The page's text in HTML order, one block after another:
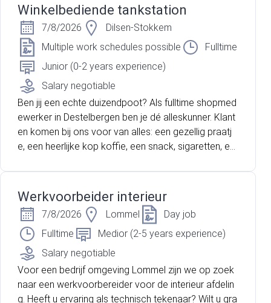
Winkelbediende tankstation
7/8/2026
Dilsen-Stokkem
Multiple work schedules possible
Fulltime
Junior (0-2 years experience)
Salary negotiable
Ben jij een echte duizendpoot? Als fulltime shopmed
ewerker in Destelbergen ben je dé alleskunner. Klant
en komen bij ons voor van alles: een gezellig praatj
e, een heerlijke kop koffie, een snack, sigaretten, ee
t de Nationale Loterij. Jij kunt de spilfiguur worden in
deze dynamische omgeving!
Werkvoorbeider interieur
7/8/2026 Lommel
Day job
Fulltime
Medior (2-5 years experience)
Salary negotiable
Voor een bedrijf omgeving Lommel zijn we op zoek
naar een werkvoorbereider voor de interieur afdelin
g. Heeft u ervaring als technisch tekenaar? Wilt u gra